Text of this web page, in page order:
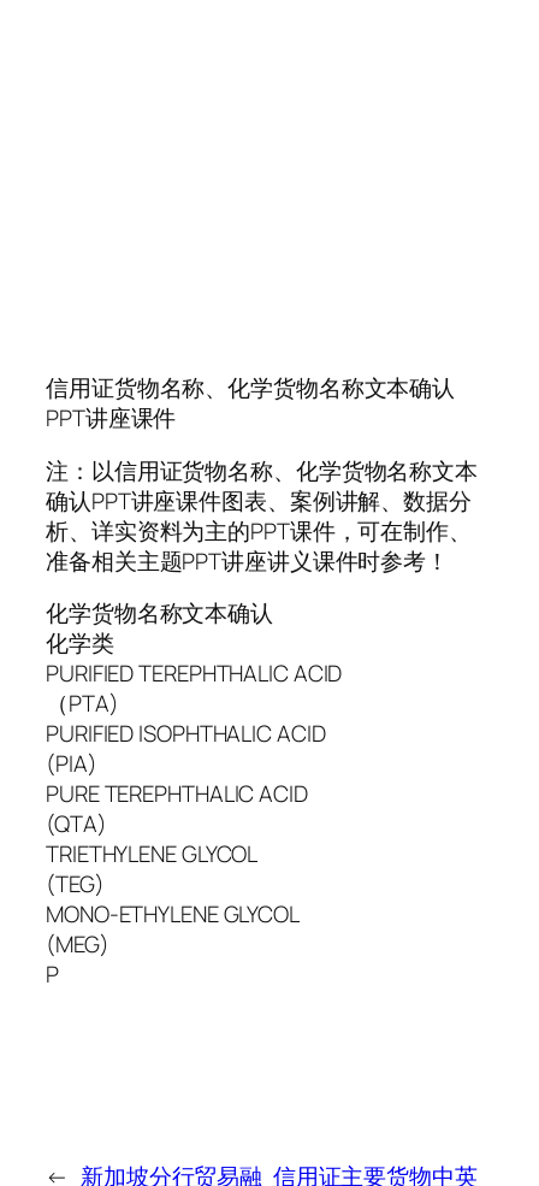
信用证货物名称、化学货物名称文本确认
PPT讲座课件
注：以信用证货物名称、化学货物名称文本
确认PPT讲座课件图表、案例讲解、数据分
析、详实资料为主的PPT课件，可在制作、
准备相关主题PPT讲座讲义课件时参考！
化学货物名称文本确认
化学类
PURIFIED TEREPHTHALIC ACID
（PTA)
PURIFIED ISOPHTHALIC ACID
(PIA)
PURE TEREPHTHALIC ACID
(QTA)
TRIETHYLENE GLYCOL
(TEG)
MONO-ETHYLENE GLYCOL
(MEG)
P
← 新加坡分行贸易融 信用证主要货物中英